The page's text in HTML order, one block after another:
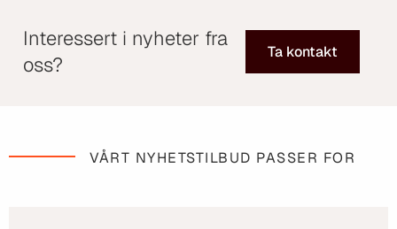
Interessert i nyheter fra
oss?
Ta kontakt
VÅRT NYHETSTILBUD PASSER FOR